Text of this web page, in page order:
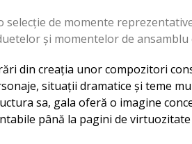
selecție de momente
și momentelor de ansamblu
din creația unor compozitori
situații dramatice și teme
sa, gala oferă o imagine
până la pagini de